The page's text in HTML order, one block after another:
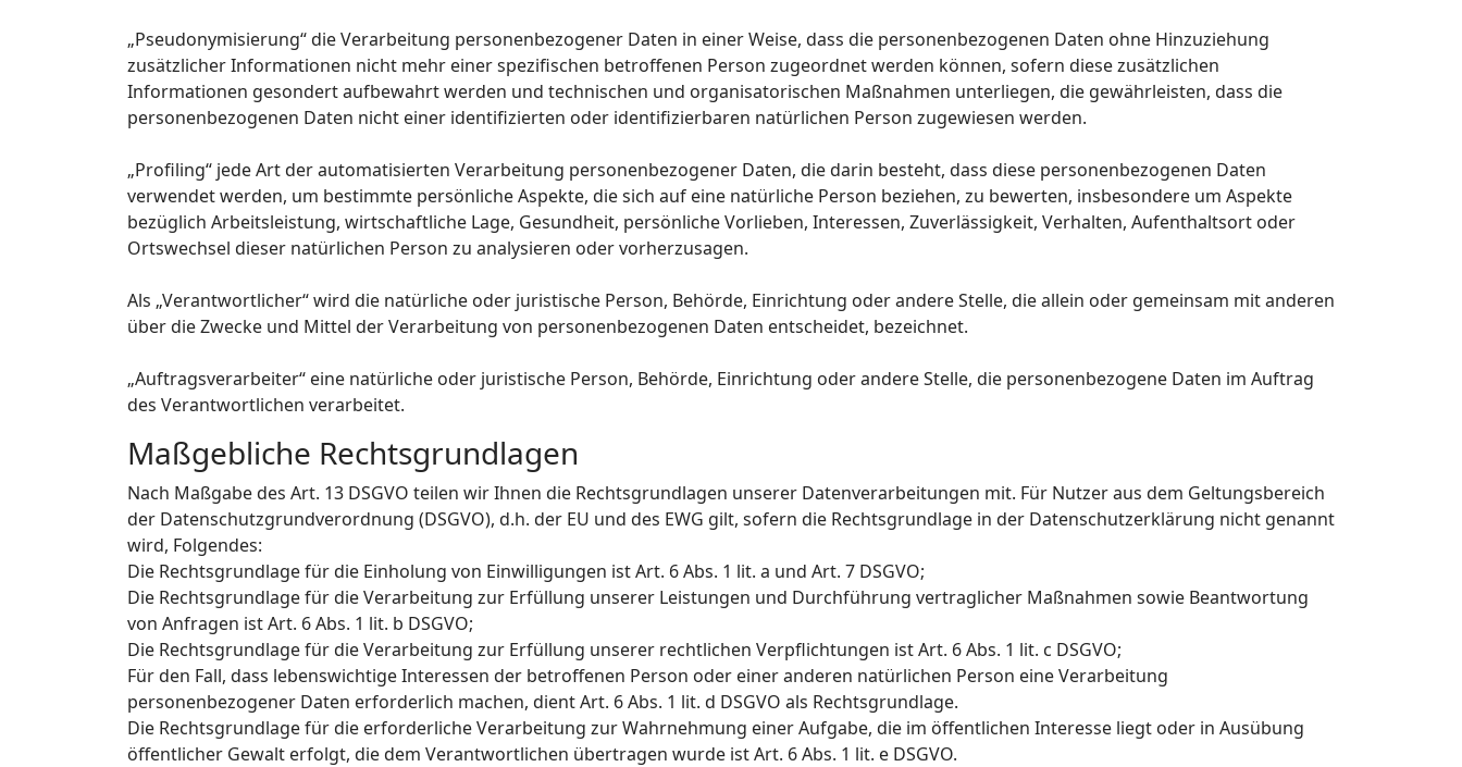
„Pseudonymisierung“ die Verarbeitung personenbezogener Daten in einer Weise, dass die personenbezogenen Daten ohne Hinzuziehung
zusätzlicher Informationen nicht mehr einer spezifischen betroffenen Person zugeordnet werden können, sofern diese zusätzlichen
Informationen gesondert aufbewahrt werden und technischen und organisatorischen Maßnahmen unterliegen, die gewährleisten, dass die
personenbezogenen Daten nicht einer identifizierten oder identifizierbaren natürlichen Person zugewiesen werden.
„Profiling“ jede Art der automatisierten Verarbeitung personenbezogener Daten, die darin besteht, dass diese personenbezogenen Daten
verwendet werden, um bestimmte persönliche Aspekte, die sich auf eine natürliche Person beziehen, zu bewerten, insbesondere um Aspekte
bezüglich Arbeitsleistung, wirtschaftliche Lage, Gesundheit, persönliche Vorlieben, Interessen, Zuverlässigkeit, Verhalten, Aufenthaltsort oder
Ortswechsel dieser natürlichen Person zu analysieren oder vorherzusagen.
Als „Verantwortlicher“ wird die natürliche oder juristische Person, Behörde, Einrichtung oder andere Stelle, die allein oder gemeinsam mit anderen
über die Zwecke und Mittel der Verarbeitung von personenbezogenen Daten entscheidet, bezeichnet.
„Auftragsverarbeiter“ eine natürliche oder juristische Person, Behörde, Einrichtung oder andere Stelle, die personenbezogene Daten im Auftrag
des Verantwortlichen verarbeitet.
Maßgebliche Rechtsgrundlagen
Nach Maßgabe des Art. 13 DSGVO teilen wir Ihnen die Rechtsgrundlagen unserer Datenverarbeitungen mit. Für Nutzer aus dem Geltungsbereich
der Datenschutzgrundverordnung (DSGVO), d.h. der EU und des EWG gilt, sofern die Rechtsgrundlage in der Datenschutzerklärung nicht genannt
wird, Folgendes:
Die Rechtsgrundlage für die Einholung von Einwilligungen ist Art. 6 Abs. 1 lit. a und Art. 7 DSGVO;
Die Rechtsgrundlage für die Verarbeitung zur Erfüllung unserer Leistungen und Durchführung vertraglicher Maßnahmen sowie Beantwortung
von Anfragen ist Art. 6 Abs. 1 lit. b DSGVO;
Die Rechtsgrundlage für die Verarbeitung zur Erfüllung unserer rechtlichen Verpflichtungen ist Art. 6 Abs. 1 lit. c DSGVO;
Für den Fall, dass lebenswichtige Interessen der betroffenen Person oder einer anderen natürlichen Person eine Verarbeitung
personenbezogener Daten erforderlich machen, dient Art. 6 Abs. 1 lit. d DSGVO als Rechtsgrundlage.
Die Rechtsgrundlage für die erforderliche Verarbeitung zur Wahrnehmung einer Aufgabe, die im öffentlichen Interesse liegt oder in Ausübung
öffentlicher Gewalt erfolgt, die dem Verantwortlichen übertragen wurde ist Art. 6 Abs. 1 lit. e DSGVO.